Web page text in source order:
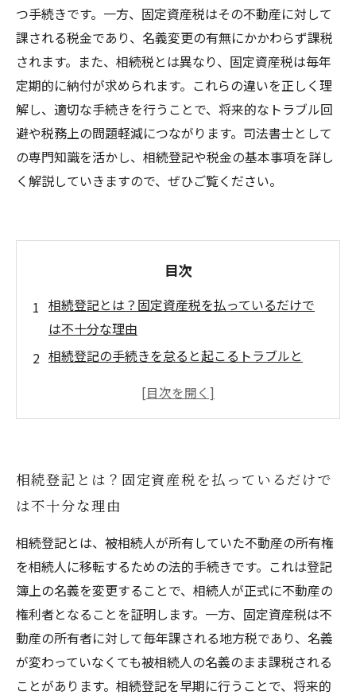
つ手続きです。一方、固定資産税はその不動産に対して
課される税金であり、名義変更の有無にかかわらず課税
されます。また、相続税とは異なり、固定資産税は毎年
定期的に納付が求められます。これらの違いを正しく理
解し、適切な手続きを行うことで、将来的なトラブル回
避や税務上の問題軽減につながります。司法書士として
の専門知識を活かし、相続登記や税金の基本事項を詳し
く解説していきますので、ぜひご覧ください。
目次
相続登記とは？固定資産税を払っているだけで
は不十分な理由
相続登記の手続きを怠ると起こるトラブルと
相続登記と固定資産税の違い完全解説〜司法書
相続登記とは？固定資産税を払っているだけで
は不十分な理由
相続登記とは、被相続人が所有していた不動産の所有権
を相続人に移転するための法的手続きです。これは登記
簿上の名義を変更することで、相続人が正式に不動産の
権利者となることを証明します。一方、固定資産税は不
動産の所有者に対して毎年課される地方税であり、名義
が変わっていなくても被相続人の名義のまま課税される
ことがあります。相続登記を早期に行うことで、将来的